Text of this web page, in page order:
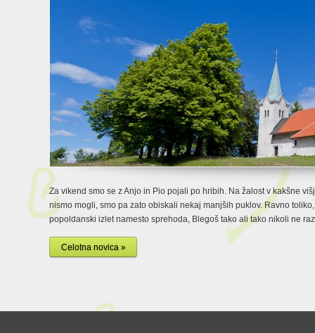
Za vikend smo se z Anjo in Pio pojali po hribih. Na žalost v kakšne
nismo mogli, smo pa zato obiskali nekaj manjših puklov. Ravno
popoldanski izlet namesto sprehoda, Blegoš tako ali tako nikoli ne
Celotna novica »